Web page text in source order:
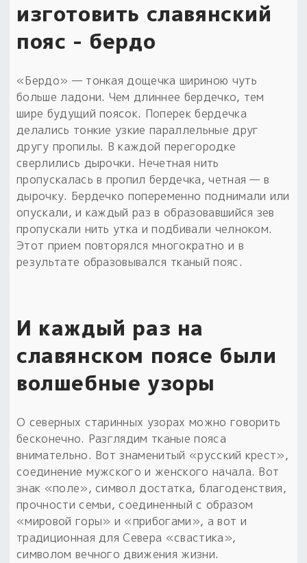
изготовить славянский
пояс - бердо
«Бердо» — тонкая дощечка шириною чуть
больше ладони. Чем длиннее бердечко, тем
шире будущий поясок. Поперек бердечка
делались тонкие узкие параллельные друг
другу пропилы. В каждой перегородке
сверлились дырочки. Нечетная нить
пропускалась в пропил бердечка, четная — в
дырочку. Бердечко попеременно поднимали или
опускали, и каждый раз в образовавшийся зев
пропускали нить утка и подбивали челноком.
Этот прием повторялся многократно и в
результате образовывался тканый пояс.
И каждый раз на
славянском поясе были
волшебные узоры
О северных старинных узорах можно говорить
бесконечно. Разглядим тканые пояса
внимательно. Вот знаменитый «русский крест»,
соединение мужского и женского начала. Вот
знак «поле», символ достатка, благоденствия,
прочности семьи, соединенный с образом
«мировой горы» и «прибогами», а вот и
традиционная для Севера «свастика»,
символом вечного движения жизни.